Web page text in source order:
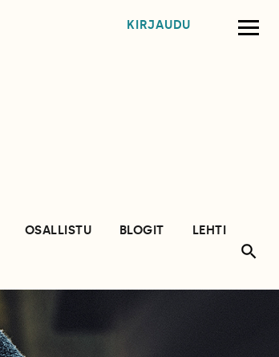
KIRJAUDU
OSALLISTU BLOGIT
LEHTI